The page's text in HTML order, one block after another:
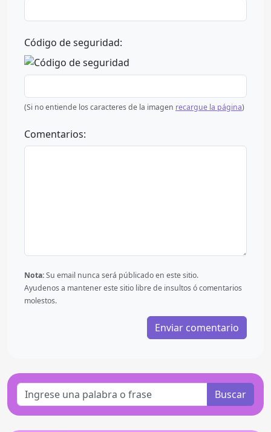
Código de seguridad:
(Si no entiende los caracteres de la imagen recargue la página)
Comentarios:
Nota:Su email nunca será públicado en este sitio.
Ayudenos a mantener este sitio libre de insultos ó comentarios
molestos.
Buscar